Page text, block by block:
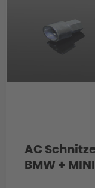
Wheel/
Wheel set =
special
vehicles
AC
BMW + MINI